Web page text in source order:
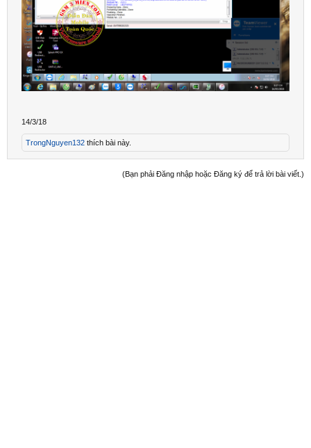
14/3/18
TrongNguyen132 thích bài này.
(Bạn phải Đăng nhập hoặc Đăng ký để trả lời bài viết.)